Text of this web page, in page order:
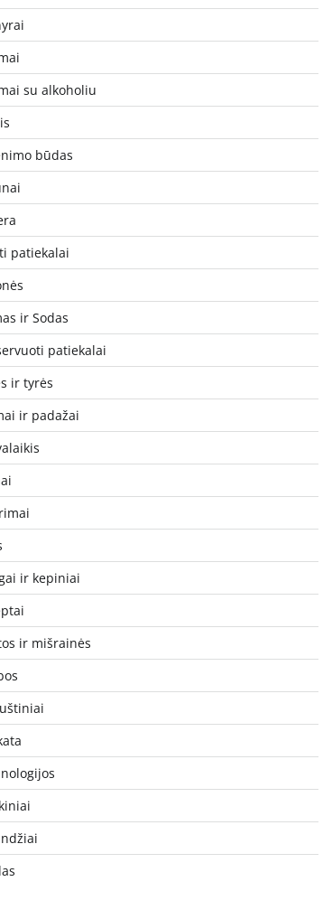
su alkoholiu
būdas
patiekalai
ir Sodas
patiekalai
ir tyrės
ir padažai
ir kepiniai
ir mišrainės